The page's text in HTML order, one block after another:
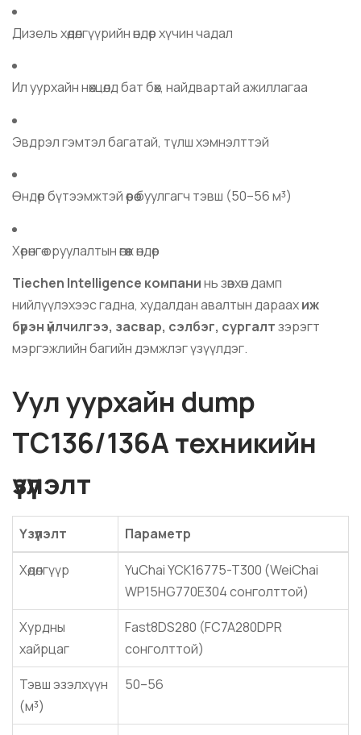
Дизель хөдөлгүүрийн өндөр хүчин чадал
Ил уурхайн нөхцөлд бат бөх, найдвартай ажиллагаа
Эвдрэл гэмтэл багатай, түлш хэмнэлттэй
Өндөр бүтээмжтэй өөрөө буулгагч тэвш (50–56 м³)
Хөрөнгө оруулалтын өгөөж өндөр
Tiechen Intelligence компанинь зөвхөн дамп
нийлүүлэхээс гадна, худалдан авалтын дараахиж
бүрэн үйлчилгээ, засвар, сэлбэг, сургалтзэрэгт
мэргэжлийн багийн дэмжлэг үзүүлдэг.
Уул уурхайн dump
TC136/136A техникийн
үзүүлэлт
Үзүүлэлт Параметр
Хөдөлгүүр
YuChai YCK16775-T300 (WeiChai
WP15HG770E304 сонголттой)
Хурдны
хайрцаг
Fast8DS280 (FC7A280DPR
сонголттой)
Тэвш эзэлхүүн
(м³)
50–56